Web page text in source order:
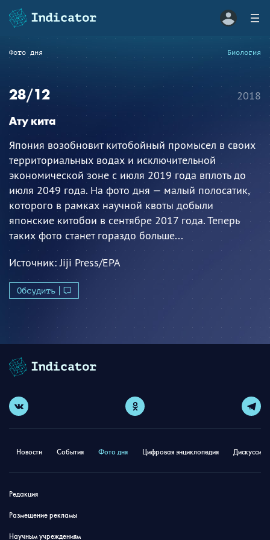
Фото дня Биология
28/12
Ату кита
Япония возобновит китобойный промысел в своих
территориальных водах и исключительной
экономической зоне с июля 2019 года вплоть до
июля 2049 года. На фото дня — малый полосатик,
которого в рамках научной квоты добыли
японские китобои в сентябре 2017 года. Теперь
таких фото станет гораздо больше...
Источник:Jiji Press/EPA
Обсудить
2018
Новости События Фото дня Цифровая энциклопедия
Редакция
Размещение рекламы
Научным учреждениям